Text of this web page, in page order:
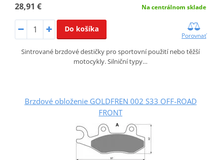
28,91 € Na centrálnom sklade
Do košíka
Porovnať
Sintrované brzdové destičky pro sportovní použití nebo těžší
motocykly. Silniční typy…
Brzdové obloženie GOLDFREN 002 S33 OFF-ROAD
FRONT